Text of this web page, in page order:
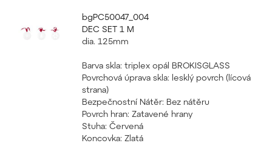
bgPC50047_004
DEC SET 1 M
dia. 125mm
Barva skla: triplex opál BROKISGLASS
Povrchová úprava skla: lesklý povrch (lícová
strana)
Bezpečnostní Nátěr: Bez nátěru
Povrch hran: Zatavené hrany
Stuha: Červená
Koncovka: Zlatá